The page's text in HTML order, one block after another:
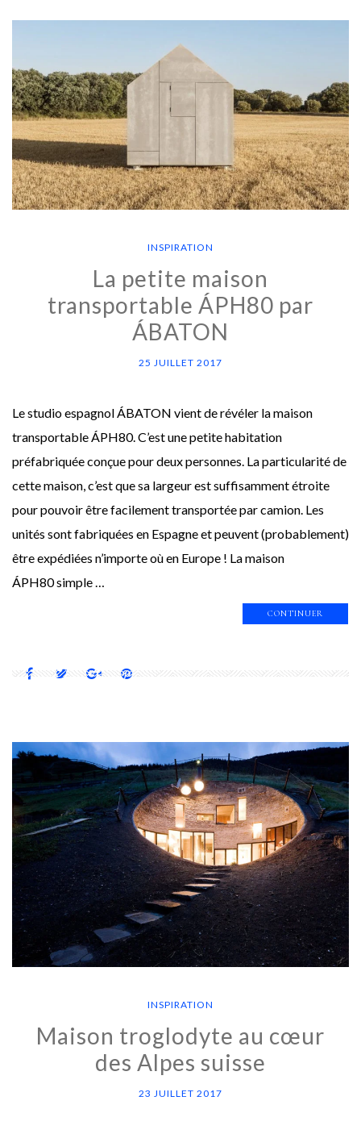
INSPIRATION
La petite maison
transportable ÁPH80 par
ÁBATON
25 JUILLET 2017
Le studio espagnol ÁBATON vient de révéler la maison
transportable ÁPH80. C’est une petite habitation
préfabriquée conçue pour deux personnes. La particularité de
cette maison, c’est que sa largeur est suffisamment étroite
pour pouvoir être facilement transportée par camion. Les
unités sont fabriquées en Espagne et peuvent (probablement)
être expédiées n’importe où en Europe ! La maison
ÁPH80 simple …
CONTINUER
INSPIRATION
Maison troglodyte au cœur
des Alpes suisse
23 JUILLET 2017